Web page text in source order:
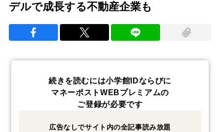
デルで成長する不動産企業も
続きを読むには小学館IDならびに
マネーポストWEBプレミアムの
ご登録が必要です
広告なしでサイト内の全記事読み放題